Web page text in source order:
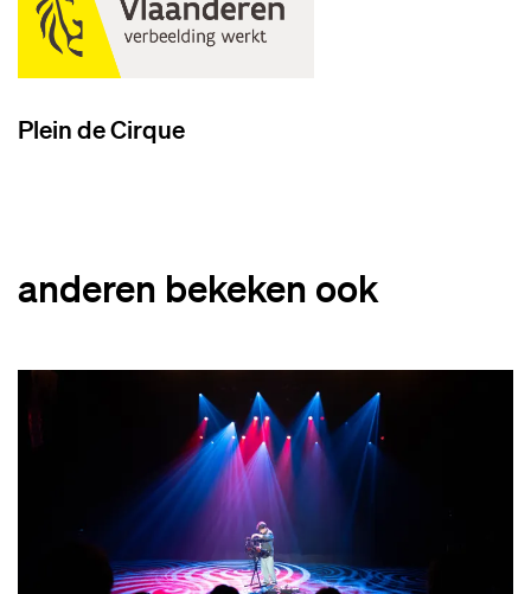
Plein de Cirque
anderen bekeken ook